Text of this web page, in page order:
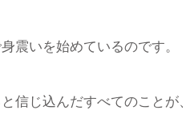
震いを始めているのです。
信じ込んだすべてのことが、